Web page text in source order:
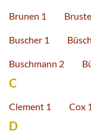
Brunen 1
Buscher 1
Buschmann 2
C
Clement 1 Cox 1
D